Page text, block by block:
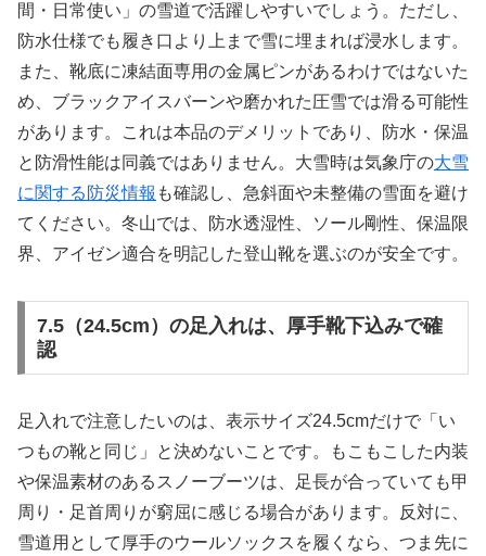
間・日常使い」の雪道で活躍しやすいでしょう。ただし、
防水仕様でも履き口より上まで雪に埋まれば浸水します。
また、靴底に凍結面専用の金属ピンがあるわけではないた
め、ブラックアイスバーンや磨かれた圧雪では滑る可能性
があります。これは本品のデメリットであり、防水・保温
と防滑性能は同義ではありません。大雪時は気象庁の大雪
に関する防災情報 も確認し、急斜面や未整備の雪面を避け
てください。冬山では、防水透湿性、ソール剛性、保温限
界、アイゼン適合を明記した登山靴を選ぶのが安全です。
7.5（24.5cm）の足入れは、厚手靴下込みで確
認
足入れで注意したいのは、表示サイズ24.5cmだけで「い
つもの靴と同じ」と決めないことです。もこもこした内装
や保温素材のあるスノーブーツは、足長が合っていても甲
周り・足首周りが窮屈に感じる場合があります。反対に、
雪道用として厚手のウールソックスを履くなら、つま先に